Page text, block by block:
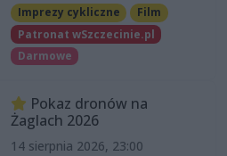
Imprezy cykliczne
Film
Patronat wSzczecinie.pl
Darmowe
Pokaz dronów na
Żaglach 2026
14 sierpnia 2026, 23:00